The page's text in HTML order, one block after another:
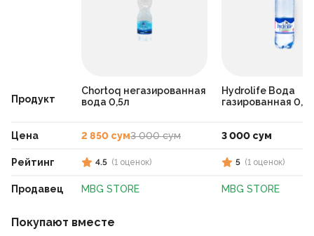
Продукт
Цена
Рейтинг
Продавец
Chortoq негазированная
вода 0,5л
2 850 сум3 000 сум
4.5 (1 оценок)
MBG STORE
Hydrolife Вода
газированная 0,5л
3 000 сум
5 (1 оценок)
MBG STORE
Покупают вместе